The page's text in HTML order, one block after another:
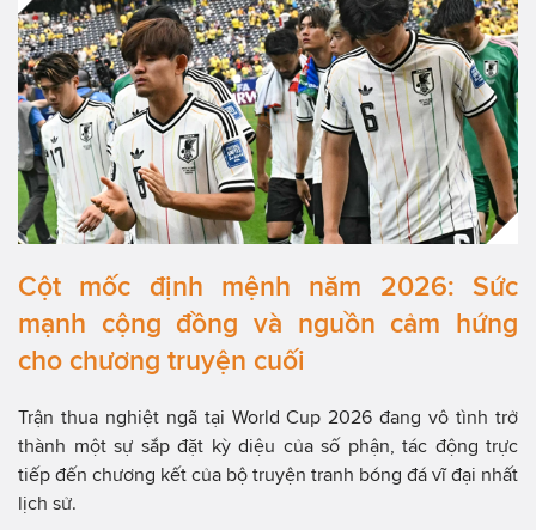
Cột mốc định mệnh năm 2026: Sức
mạnh cộng đồng và nguồn cảm hứng
cho chương truyện cuối
Trận thua nghiệt ngã tại World Cup 2026 đang vô tình trở
thành một sự sắp đặt kỳ diệu của số phận, tác động trực
tiếp đến chương kết của bộ truyện tranh bóng đá vĩ đại nhất
lịch sử.